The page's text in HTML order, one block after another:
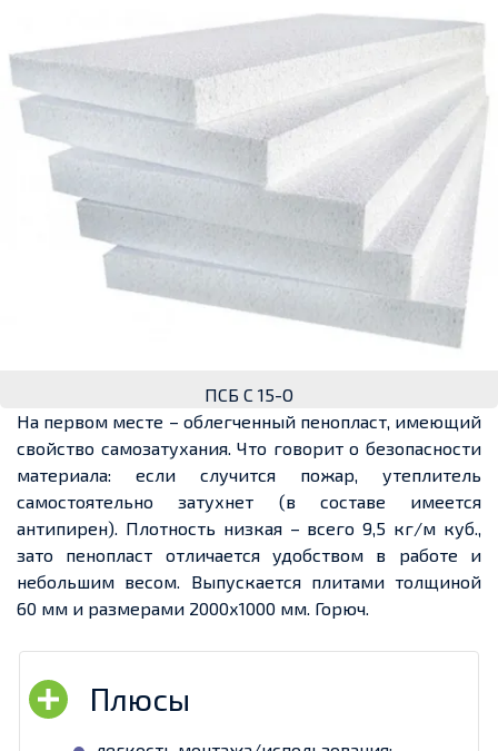
ПСБ С 15-О
На первом месте – облегченный пенопласт, имеющий
свойство самозатухания. Что говорит о безопасности
материала: если случится пожар, утеплитель
самостоятельно затухнет (в составе имеется
антипирен). Плотность низкая – всего 9,5 кг/м куб.,
зато пенопласт отличается удобством в работе и
небольшим весом. Выпускается плитами толщиной
60 мм и размерами 2000х1000 мм. Горюч.